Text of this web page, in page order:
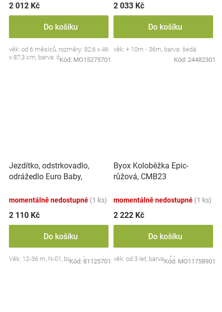
2 012 Kč
Do košíku
věk: od 6 měsíců, rozměry: 82,6 x 46
x 87,3 cm, barva: červená
Kód: MO15275701
2 033 Kč
Do košíku
věk: + 10m - 36m, barva: šedá
Kód: 24482301
Jezdítko, odstrkovadlo,
odrážedlo Euro Baby,
momentálně nedostupné (1 ks)
2 110 Kč
Do košíku
Věk: 12-36 m, N-01, barva: červená
Kód: 81125701
Byox Koloběžka Epic-
růžová, CMB23
momentálně nedostupné (1 ks)
2 222 Kč
Do košíku
věk: od 3 let, barva: růžová
Kód: MO11758901